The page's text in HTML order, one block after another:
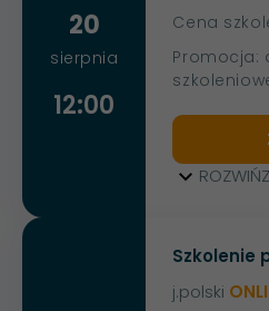
20
sierpnia
12:00
Cena
Promocja:
ROZWIŃ
Szkolenie
j.polski